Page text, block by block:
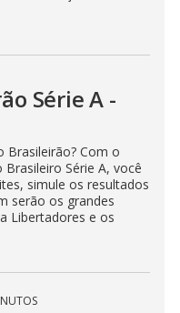
Série A -
Brasileirão? Com o
Série A, você
simule os resultados
serão os grandes
Libertadores e os